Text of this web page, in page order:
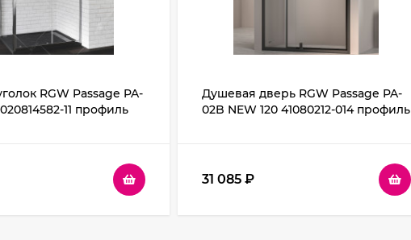
RGW Passage PA-
11 профиль
Душевая дверь RGW Passage PA-
02B NEW 120 41080212-014 профиль
31 085 ₽